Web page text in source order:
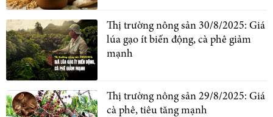
Thị trường nông sản 30/8/2025: Giá
lúa gạo ít biến động, cà phê giảm
mạnh
Thị trường nông sản 29/8/2025: Giá
cà phê, tiêu tăng mạnh